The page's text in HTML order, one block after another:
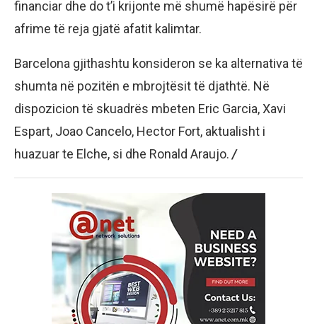
financiar dhe do t’i krijonte më shumë hapësirë për
afrime të reja gjatë afatit kalimtar.
Barcelona gjithashtu konsideron se ka alternativa të
shumta në pozitën e mbrojtësit të djathtë. Në
dispozicion të skuadrës mbeten Eric Garcia, Xavi
Espart, Joao Cancelo, Hector Fort, aktualisht i
huazuar te Elche, si dhe Ronald Araujo. /